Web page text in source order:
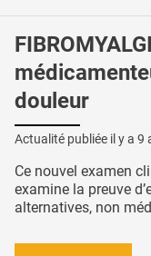
douleur
Actualité publiée il y a 9
Ce nouvel examen
examine la preuve
alternatives, non